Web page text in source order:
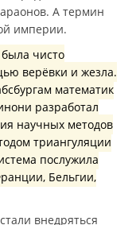
А термин
империи.
чисто
верёвки и жезла.
математик
разработал
научных методов
триангуляции
послужила
Бельгии,
внедряться